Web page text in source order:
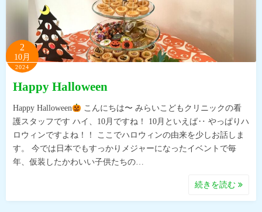
2
10月
2024
Happy Halloween
Happy Halloween
こんにちは〜 みらいこどもクリニックの看
護スタッフです ハイ、10月ですね！ 10月といえば‥ やっぱりハ
ロウィンですよね！！ ここでハロウィンの由来を少しお話しま
す。 今では日本でもすっかりメジャーになったイベントで毎
年、仮装したかわいい子供たちの…
続きを読む